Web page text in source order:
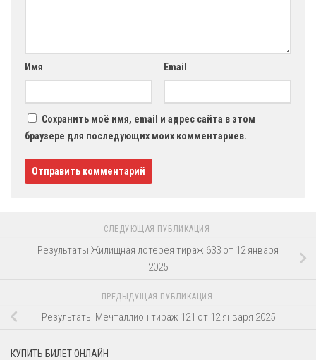
Имя Email
Сохранить моё имя, email и адрес сайта в этом
браузере для последующих моих комментариев.
СЛЕДУЮЩАЯ ПУБЛИКАЦИЯ
Результаты Жилищная лотерея тираж 633 от 12 января
2025
ПРЕДЫДУЩАЯ ПУБЛИКАЦИЯ
Результаты Мечталлион тираж 121 от 12 января 2025
КУПИТЬ БИЛЕТ ОНЛАЙН